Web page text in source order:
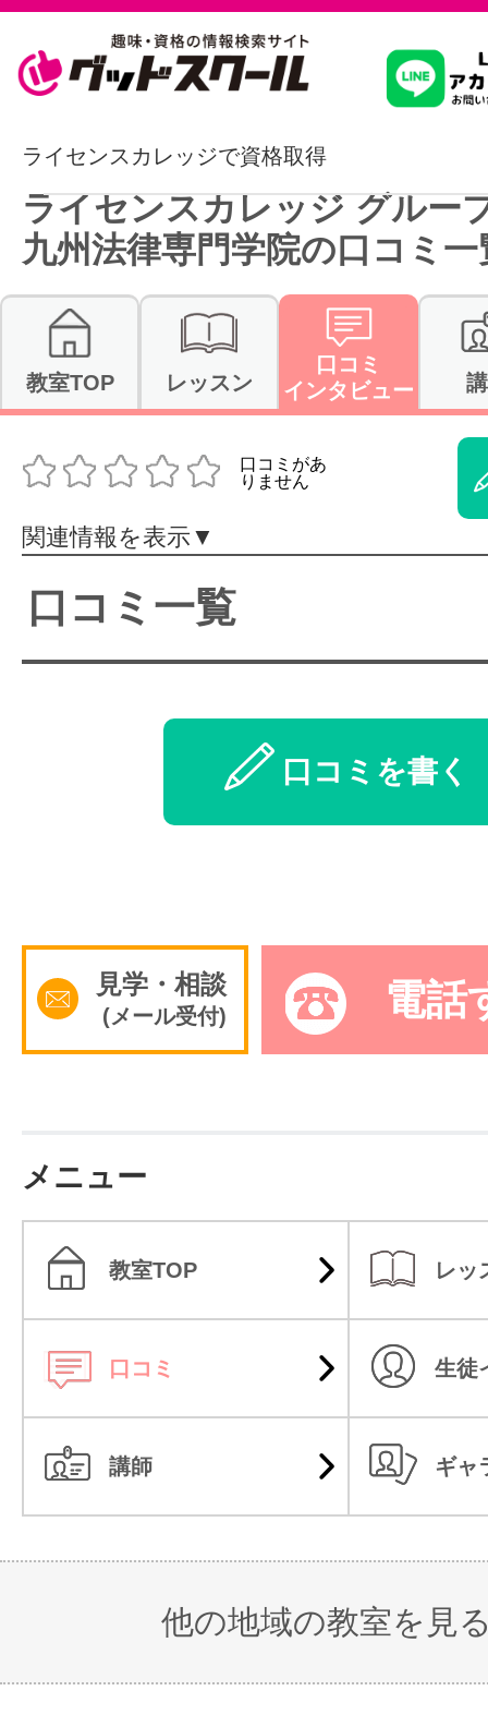
習いたいこ
スクールを
駅・路線か
通信講座を
体験レッス
特集をみる
グッドスク
サイトマッ
ライセンスカレッジで資格取得
ライセンスカレッジ グル
九州法律専門学院の口コミ一
教室TOP レッスン
口コミ
インタビュー
関連情報を表示▼
口コミ一覧
口コミを書く
見学・相談
(メール受付) 電話
メニュー
教室TOP レッ
口コミ 生徒
講師 ギャ
他の地域の教室を見